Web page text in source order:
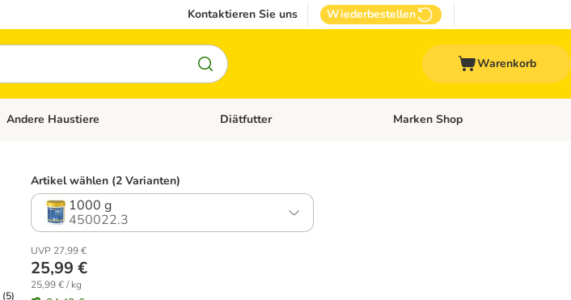
Kontaktieren Sie uns Wiederbestellen
Warenkorb
Kategorie-Menü öffnen: Katzenfutter und Zubehör
Andere Haustiere Kategorie-Menü öffnen: Andere Haustiere
Diätfutter Kategorie-Menü öffnen: Diätfutter
Marken Shop
(5)
Artikel wählen (2 Varianten)
1000 g
450022.3
UVP 27,99 €
25,99 €
25,99 € / kg